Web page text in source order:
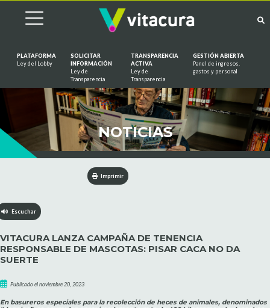
PLATAFORMA
Ley del Lobby
SOLICITAR
INFORMACIÓN
Ley de
Transparencia
TRANSPARENCIA
ACTIVA
Ley de
Transparencia
GESTIÓN ABIERTA
Panel de ingresos,
gastos y personal
NOTICIAS
Imprimir
Escuchar
VITACURA LANZA CAMPAÑA DE TENENCIA
RESPONSABLE DE MASCOTAS: PISAR CACA NO DA
SUERTE
Publicado el noviembre 20, 2023
En basureros especiales para la recolección de heces de animales, denominados